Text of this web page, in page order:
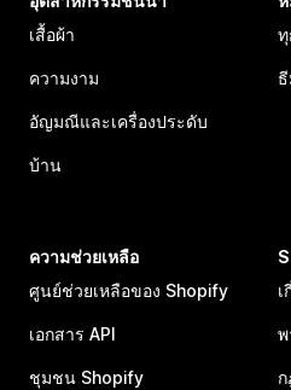
เสื้อผ้า
ความงาม
อัญมณีและเครื่องประดับ
บ้าน
ความช่วยเหลือ
ศูนย์ช่วยเหลือของ Shopify
เอกสาร API
ชุมชน Shopify
เ
พ